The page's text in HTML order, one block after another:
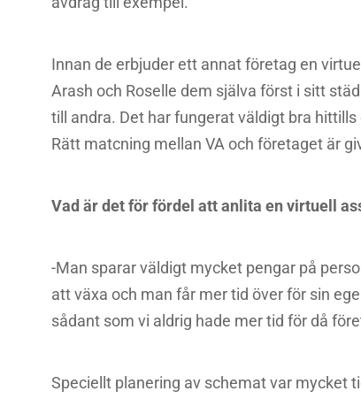
Innan de erbjuder ett annat företag en
Arash och Roselle dem själva först i sitt
till andra. Det har fungerat väldigt bra
Rätt matcning mellan VA och företaget är
Vad är det för fördel att anlita en virtuell
-Man sparar väldigt mycket pengar på
att växa och man får mer tid över för sin
sådant som vi aldrig hade mer tid för då
Speciellt planering av schemat var mycket